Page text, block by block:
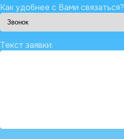
Как удобнее с Вами связаться?
Текст заявки: